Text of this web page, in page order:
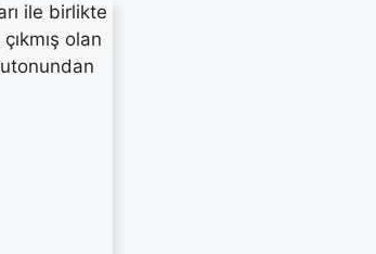
ile birlikte
olan